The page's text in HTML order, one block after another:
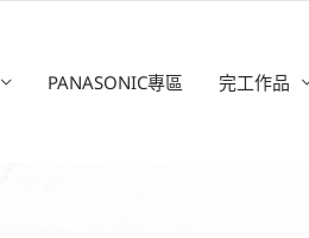
PANASONIC專區 完工作品